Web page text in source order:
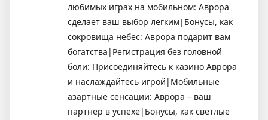
любимых играх на мобильном: Аврора
сделает ваш выбор легким|Бонусы, как
сокровища небес: Аврора подарит вам
богатства|Регистрация без головной
боли: Присоединяйтесь к казино Аврора
и наслаждайтесь игрой|Мобильные
азартные сенсации: Аврора – ваш
партнер в успехе|Бонусы, как светлые